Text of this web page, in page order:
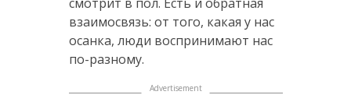
взаимосвязь: от того, какая у нас
осанка, люди воспринимают нас
по-разному.